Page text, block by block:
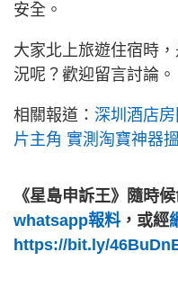
安全。
大家北上旅遊住宿時
況呢？歡迎留言討論。
相關報道： 深圳酒店
片主角 實測淘寶神器
《星島申訴王》隨時
whatsapp報料，或經
https://bit.ly/